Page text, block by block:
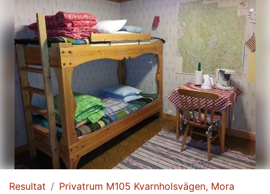
Resultat
Privatrum M105 Kvarnholsvägen, Mora